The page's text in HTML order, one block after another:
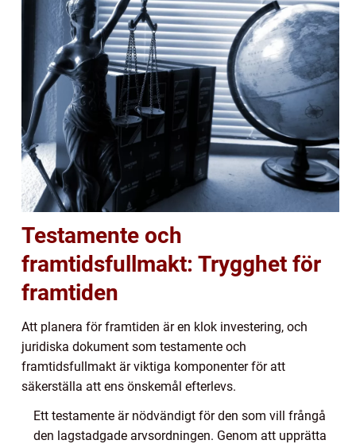
Testamente och
framtidsfullmakt: Trygghet för
framtiden
Att planera för framtiden är en klok investering, och
juridiska dokument som testamente och
framtidsfullmakt är viktiga komponenter för att
säkerställa att ens önskemål efterlevs.
Ett testamente är nödvändigt för den som vill frångå
den lagstadgade arvsordningen. Genom att upprätta